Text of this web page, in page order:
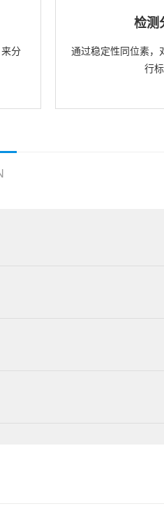
分
检测
通过稳定性同位素，
行